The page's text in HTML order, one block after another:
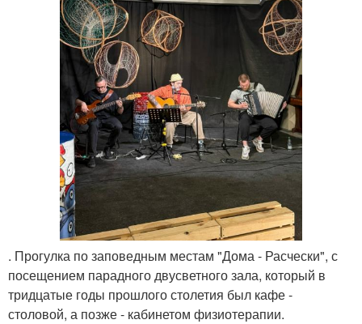
. Прогулка по заповедным местам "Дома - Расчески", с
посещением парадного двусветного зала, который в
тридцатые годы прошлого столетия был кафе -
столовой, а позже - кабинетом физиотерапии.